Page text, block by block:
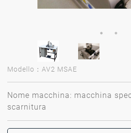
Modello：AV2 MSAE
Nome macchina: macchina
scarnitura